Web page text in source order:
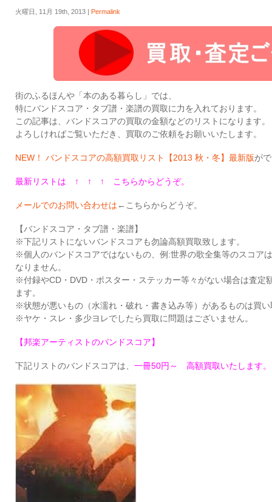
火曜日, 11月 19th, 2013 | Permalink
街のふるほんや「本のある暮らし」では、
特にバンドスコア・タブ譜・楽譜の買取に力を入れております。
この記事は、バンドスコアの買取の金額などのリストになります。
よろしければご覧いただき、買取のご依頼をお願いいたします。
NEW！ バンドスコアの高額買取リスト【2013 秋・冬】最新版が
最新リストは ↑ ↑ ↑ こちらからどうぞ。
メールでのお問い合わせは ←こちらからどうぞ。
【バンドスコア・タブ譜・楽譜】
※下記リストにないバンドスコアも勿論高額買取致します。
※個人のバンドスコアではないもの、例:世界の歌全集等のスコア
なりません。
※付録やCD・DVD・ポスター・ステッカー等々がない場合は査定
ます。
※状態が悪いもの（水濡れ・破れ・書き込み等）があるものは買
※ヤケ・スレ・多少ヨレでしたら買取に問題はございません。
【邦楽アーティストのバンドスコア】
下記リストのバンドスコアは、 一冊50円～ 高額買取いたします。